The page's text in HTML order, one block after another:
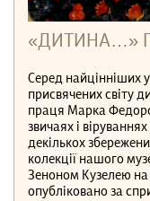
«ДИТИНА…»
Серед найцінніших
присвячених світу
праця Марка
звичаях і
декількох
колекції нашого
Зеноном Кузелею
опубліковано за